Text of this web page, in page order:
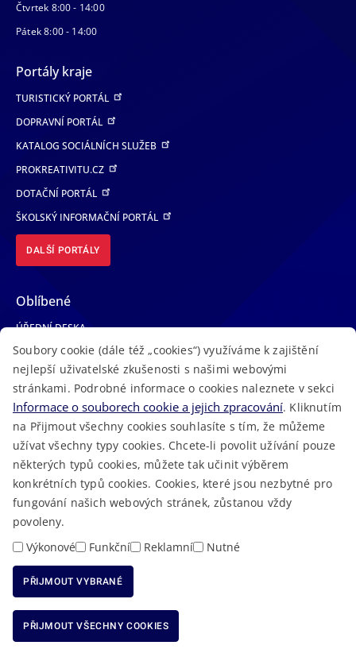
Čtvrtek 8:00 - 14:00
Pátek 8:00 - 14:00
Portály kraje
TURISTICKÝ PORTÁL
DOPRAVNÍ PORTÁL
KATALOG SOCIÁLNÍCH SLUŽEB
PROKREATIVITU.CZ
DOTAČNÍ PORTÁL
ŠKOLSKÝ INFORMAČNÍ PORTÁL
DALŠÍ PORTÁLY
Oblíbené
ÚŘEDNÍ DESKA
TELEFONNÍ SEZNAM
LÉKAŘSKÁ POHOTOVOST
VOLNÁ MÍSTA
AKTUALITY
2023 © Královéhradecký kraj • Vytvořeno vMacron Software
RSS • Mapa stránek •Cookies Prohlášení o přístupnosti
Soubory cookie (dále též „cookies“) využíváme k zajištění
nejlepší uživatelské zkušenosti s našimi webovými
stránkami. Podrobné informace o cookies naleznete v sekci
Informace o souborech cookie a jejich zpracování. Kliknutím
na Přijmout všechny cookies souhlasíte s tím, že můžeme
užívat všechny typy cookies. Chcete-li povolit užívání pouze
některých typů cookies, můžete tak učinit výběrem
konkrétních typů cookies. Cookies, které jsou nezbytné pro
fungování našich webových stránek, zůstanou vždy
povoleny.
Výkonové
Funkční Reklamní Nutné
PŘIJMOUT VYBRANÉ
PŘIJMOUT VŠECHNY COOKIES
ODMÍTNOUT VŠECHNY COOKIES